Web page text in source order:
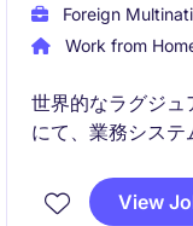
Foreign
Work from
世界的なラグジ
にて、業務システ
ITチームと連携
上に貢献していた
View